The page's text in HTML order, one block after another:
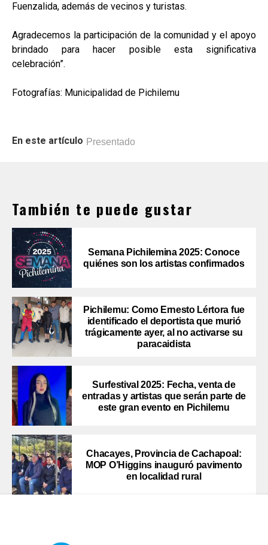
Fuenzalida, además de vecinos y turistas.
Agradecemos la participación de la comunidad y el apoyo
brindado para hacer posible esta significativa
celebración”.
Fotografías: Municipalidad de Pichilemu
En este artículo Presentado
También te puede gustar
Semana Pichilemina 2025: Conoce
quiénes son los artistas confirmados
Pichilemu: Como Ernesto Lértora fue
identificado el deportista que murió
trágicamente ayer, al no activarse su
paracaidista
Surfestival 2025: Fecha, venta de
entradas y artistas que serán parte de
este gran evento en Pichilemu
Chacayes, Provincia de Cachapoal:
MOP O’Higgins inauguró pavimento
en localidad rural